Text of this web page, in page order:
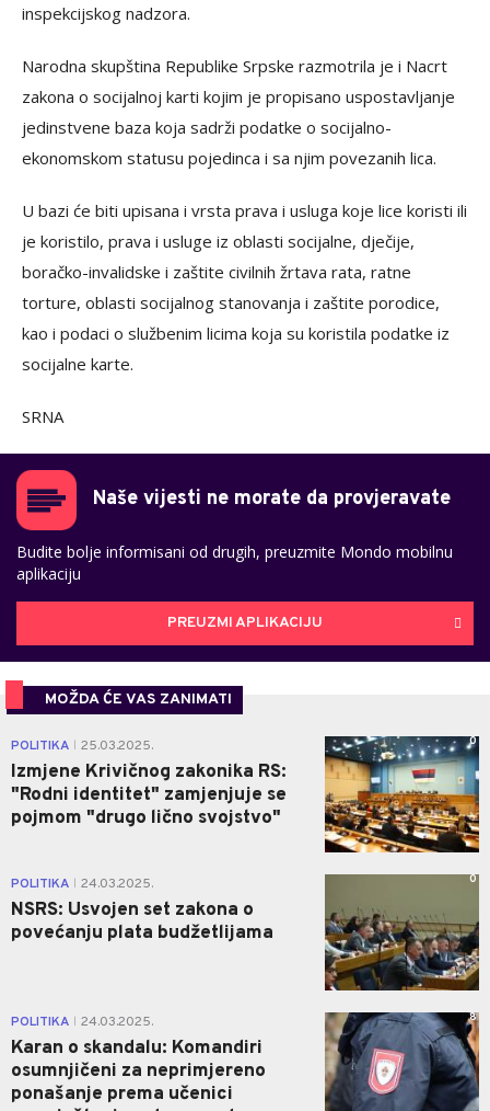
inspekcijskog nadzora.
Narodna skupština Republike Srpske razmotrila je i Nacrt
zakona o socijalnoj karti kojim je propisano uspostavljanje
jedinstvene baza koja sadrži podatke o socijalno-
ekonomskom statusu pojedinca i sa njim povezanih lica.
U bazi će biti upisana i vrsta prava i usluga koje lice koristi ili
je koristilo, prava i usluge iz oblasti socijalne, dječije,
boračko-invalidske i zaštite civilnih žrtava rata, ratne
torture, oblasti socijalnog stanovanja i zaštite porodice,
kao i podaci o službenim licima koja su koristila podatke iz
socijalne karte.
SRNA
Naše vijesti ne morate da provjeravate
Budite bolje informisani od drugih, preuzmite Mondo mobilnu
aplikaciju
PREUZMI APLIKACIJU
MOŽDA ĆE VAS ZANIMATI
POLITIKA 25.03.2025.
Izmjene Krivičnog zakonika RS:
"Rodni identitet" zamjenjuje se
pojmom "drugo lično svojstvo"
0
POLITIKA 24.03.2025.
NSRS: Usvojen set zakona o
povećanju plata budžetlijama
0
POLITIKA 24.03.2025.
Karan o skandalu: Komandiri
osumnjičeni za neprimjereno
ponašanje prema učenici
8